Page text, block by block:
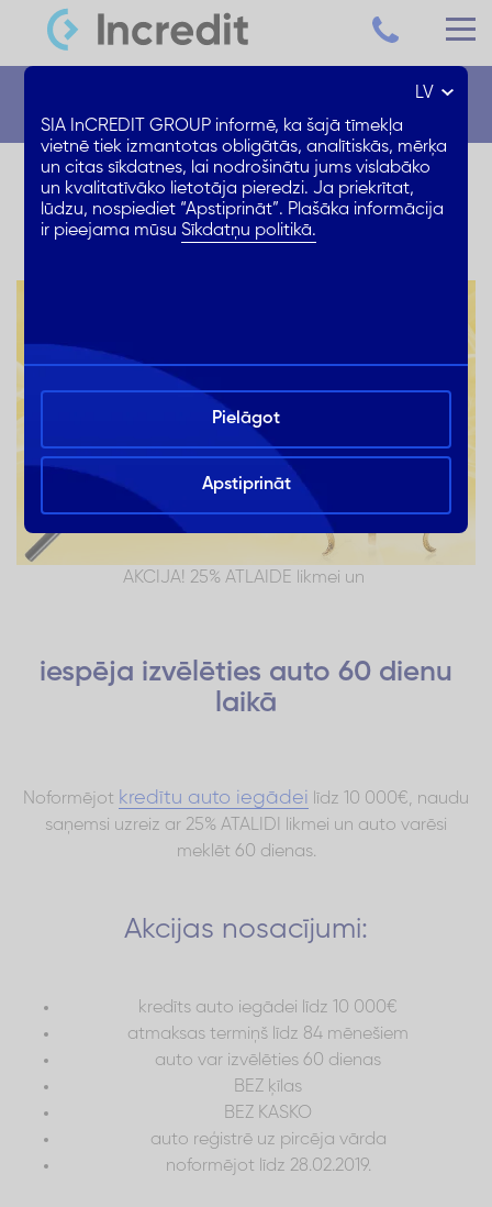
AKCIJA! 25% ATLAIDE likmei
AKCIJA! 25% ATLAIDE likmei un
iespēja izvēlēties auto 60 dienu
laikā
Noformējot kredītu auto iegādei līdz 10 000€, naudu
saņemsi uzreiz ar 25% ATALIDI likmei un auto varēsi
meklēt 60 dienas.
Akcijas nosacījumi:
kredīts auto iegādei līdz 10 000€
atmaksas termiņš līdz 84 mēnešiem
auto var izvēlēties 60 dienas
BEZ ķīlas
BEZ KASKO
auto reģistrē uz pircēja vārda
noformējot līdz 28.02.2019.
LV
SIA InCREDIT GROUP informē, ka šajā tīmekļa
vietnē tiek izmantotas obligātās, analītiskās, mērķa
un citas sīkdatnes, lai nodrošinātu jums vislabāko
un kvalitatīvāko lietotāja pieredzi. Ja priekrītat,
lūdzu, nospiediet “Apstiprināt”. Plašāka informācija
ir pieejama mūsuSīkdatņu politikā.
Pielāgot
Apstiprināt